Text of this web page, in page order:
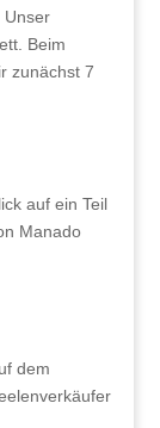
Unser
Beim
zunächst 7
auf ein Teil
Manado
dem